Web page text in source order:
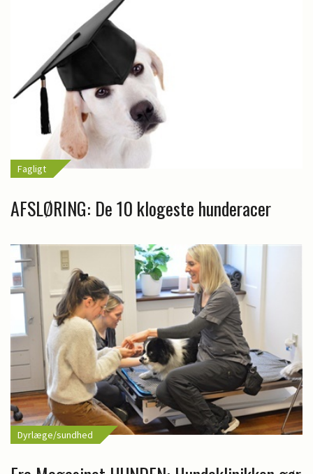
Fagligt
AFSLØRING: De 10 klogeste hunderacer
Dyrlæge/sundhed